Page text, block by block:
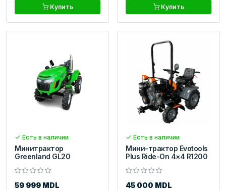
Купить Купить
Есть в наличии
Минитрактор
Greenland GL20
59 999 MDL
Есть в наличии
Мини-трактор Evotools
Plus Ride-On 4×4 R1200
45 000 MDL